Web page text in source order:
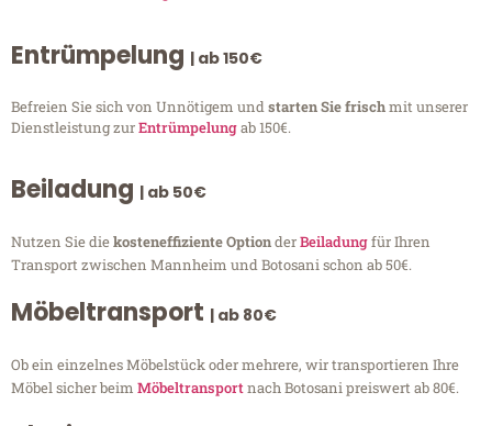
Entrümpelung | ab 150€
Befreien Sie sich von Unnötigem undstarten Sie frischmit unserer
Dienstleistung zurEntrümpelungab 150€.
Beiladung | ab 50€
Nutzen Sie diekosteneffiziente OptionderBeiladungfür Ihren
Transport zwischen Mannheim und Botosani schon ab 50€.
Möbeltransport | ab 80€
Ob ein einzelnes Möbelstück oder mehrere, wir transportieren Ihre
Möbel sicher beim Möbeltransportnach Botosani preiswert ab 80€.